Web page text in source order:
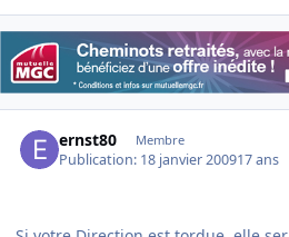
ernst80 Membre
Publication: 18 janvier 200917 ans